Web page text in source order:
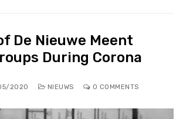
De Nieuwe Meent
During Corona
2020 NIEUWS 0 COMMENTS